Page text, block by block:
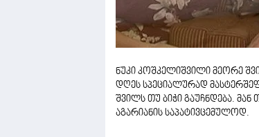
ნუკი კოშკელიშვილი მეორე
დღეს სპეციალურად
შვილს თუ ბიჭი გაუჩნდება.
აგარიანის საპატივცემულოდ.